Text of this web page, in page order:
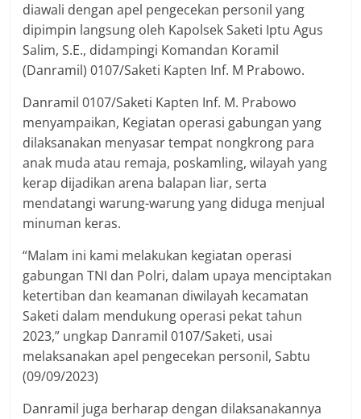
diawali dengan apel pengecekan personil yang
dipimpin langsung oleh Kapolsek Saketi Iptu Agus
Salim, S.E., didampingi Komandan Koramil
(Danramil) 0107/Saketi Kapten Inf. M Prabowo.
Danramil 0107/Saketi Kapten Inf. M. Prabowo
menyampaikan, Kegiatan operasi gabungan yang
dilaksanakan menyasar tempat nongkrong para
anak muda atau remaja, poskamling, wilayah yang
kerap dijadikan arena balapan liar, serta
mendatangi warung-warung yang diduga menjual
minuman keras.
“Malam ini kami melakukan kegiatan operasi
gabungan TNI dan Polri, dalam upaya menciptakan
ketertiban dan keamanan diwilayah kecamatan
Saketi dalam mendukung operasi pekat tahun
2023,” ungkap Danramil 0107/Saketi, usai
melaksanakan apel pengecekan personil, Sabtu
(09/09/2023)
Danramil juga berharap dengan dilaksanakannya